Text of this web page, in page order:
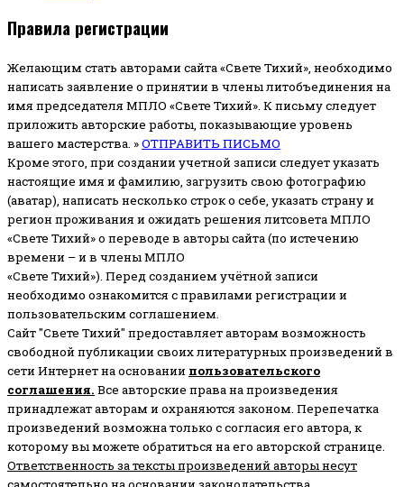
Правила регистрации
Желающим стать авторами сайта «Свете Тихий», необходимо
написать заявление о принятии в члены литобъединения на
имя председателя МПЛО «Свете Тихий». К письму следует
приложить авторские работы, показывающие уровень
вашего мастерства. »ОТПРАВИТЬ ПИСЬМО
Кроме этого, при создании учетной записи следует указать
настоящие имя и фамилию, загрузить свою фотографию
(аватар), написать несколько строк о себе, указать страну и
регион проживания и ожидать решения литсовета МПЛО
«Свете Тихий» о переводе в авторы сайта (по истечению
времени – и в члены МПЛО
«Свете Тихий»). Перед созданием учётной записи
необходимо ознакомится с правилами регистрации и
пользовательским соглашением.
Сайт "Свете Тихий" предоставляет авторам возможность
свободной публикации своих литературных произведений в
сети Интернет на основании пользовательского
соглашения. Все авторские права на произведения
принадлежат авторам и охраняются законом. Перепечатка
произведений возможна только с согласия его автора, к
которому вы можете обратиться на его авторской странице.
Ответственность за тексты произведений авторы несут